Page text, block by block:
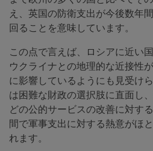
え、英国の防衛支出が今後数年
回ることを意味しています。
この点で言えば、ロシアに近い
ウクライナとの地理的な近接性
に影響しているようにも見受け
は困難な財政の選択肢に直面し
どの公的サービスの改善に対す
間で軍事支出に対する熱意がほ
れます。